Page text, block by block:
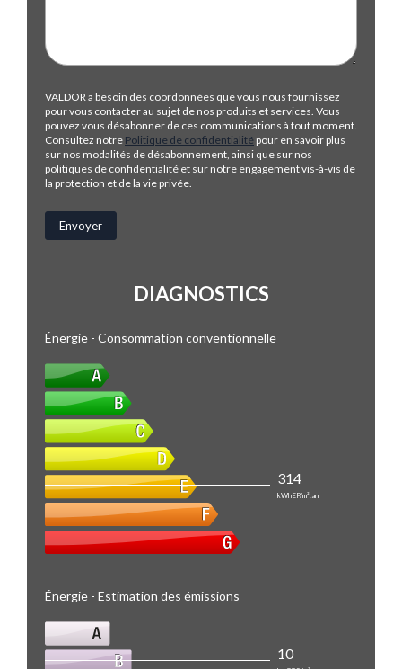
VALDOR a besoin des coordonnées que vous nous fournissez
pour vous contacter au sujet de nos produits et services. Vous
pouvez vous désabonner de ces communications à tout moment.
Consultez notre Politique de confidentialité pour en savoir plus
sur nos modalités de désabonnement, ainsi que sur nos
politiques de confidentialité et sur notre engagement vis-à-vis de
la protection et de la vie privée.
DIAGNOSTICS
Énergie - Consommation conventionnelle
314
kWhEP/m².an
Énergie - Estimation des émissions
10